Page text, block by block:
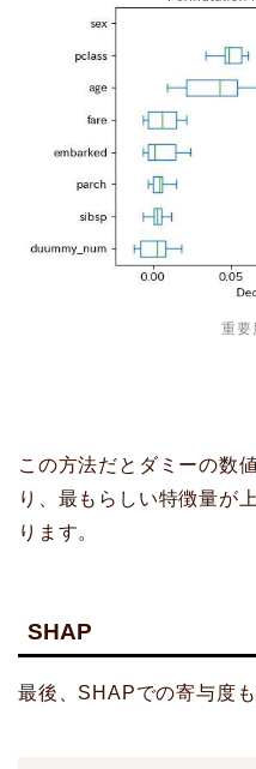
重要
この方法だとダミーの数
り、最もらしい特徴量が
ります。
SHAP
最後、SHAPでの寄与度